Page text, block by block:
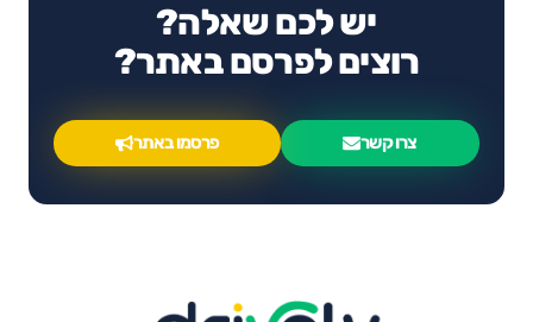
יש לכם שאלה?
רוצים לפרסם באתר?
צרו קשר פרסמו באתר